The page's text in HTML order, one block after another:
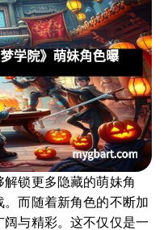
锁更多隐藏的萌妹角
而随着新角色的不断加
阔与精彩。这不仅仅是一